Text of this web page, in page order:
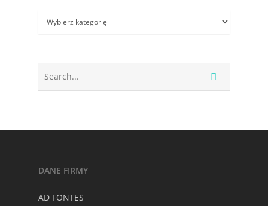
Kategorie
DANE FIRMY
AD FONTES